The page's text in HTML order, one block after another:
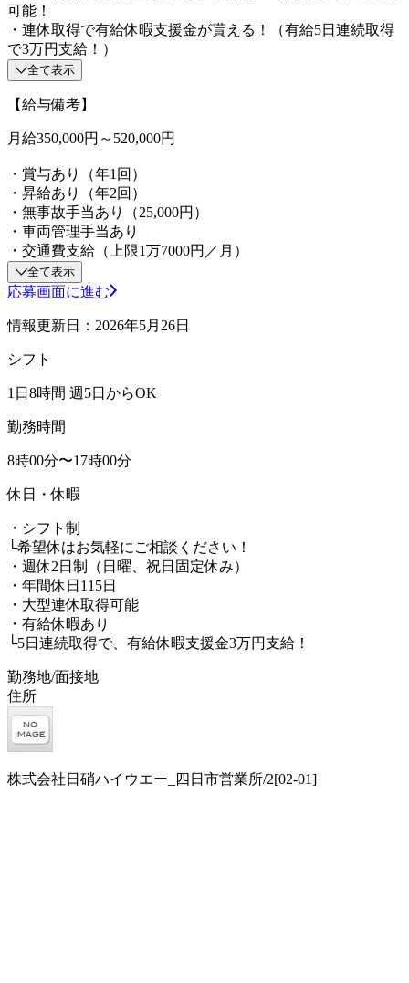
可能！
・連休取得で有給休暇支援金が貰える！（有給5日連続取得
で3万円支給！）
全て表示
【給与備考】
月給350,000円～520,000円
・賞与あり（年1回）
・昇給あり（年2回）
・無事故手当あり（25,000円）
・車両管理手当あり
・交通費支給（上限1万7000円／月）
全て表示
応募画面に進む
情報更新日：2026年5月26日
シフト
1日8時間 週5日からOK
勤務時間
8時00分〜17時00分
休日・休暇
・シフト制
└希望休はお気軽にご相談ください！
・週休2日制（日曜、祝日固定休み）
・年間休日115日
・大型連休取得可能
・有給休暇あり
└5日連続取得で、有給休暇支援金3万円支給！
勤務地/面接地
住所
株式会社日硝ハイウエー_四日市営業所/2[02-01]